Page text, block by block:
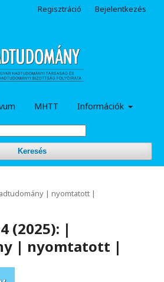
MHTT Információk
Keresés
Regisztráció Bejelentkezés
| nyomtatott |
(2025): |
| nyomtatott |